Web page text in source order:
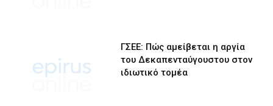
ΓΣΕΕ: Πώς αμείβεται η αργία
του Δεκαπενταύγουστου στον
ιδιωτικό τομέα